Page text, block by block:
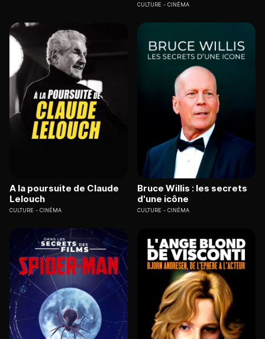
CULTURE CINÉMA
A la poursuite de Claude
Lelouch
CULTURE CINÉMA
Bruce Willis : les secrets
d'une icône
CULTURE CINÉMA